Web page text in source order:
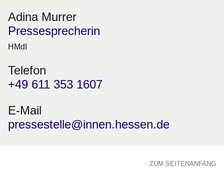
Adina Murrer
Pressesprecherin
HMdI
Telefon
+49 611 353 1607
E-Mail
pressestelle@innen.hessen.de
ZUM SEITENANFANG